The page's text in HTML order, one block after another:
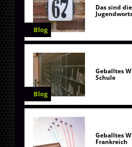
Blog
Das sind
Blog
Geballtes
Schule
Geballtes
Frankreich